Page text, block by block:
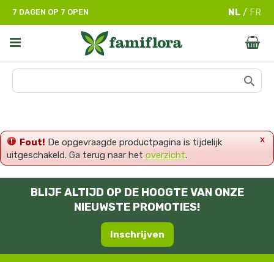
e
t
7 DAGEN OP 7 OPEN
x
Fout! De opgevraagde productpagina is tijdelijk
uitgeschakeld. Ga terug naar het overzicht.
BLIJF ALTIJD OP DE HOOGTE VAN ONZE
NIEUWSTE PROMOTIES!
Inschrijven